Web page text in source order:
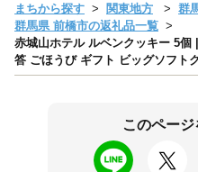
まちから探す 関東地方
群
群馬県 前橋市の返礼品一覧
赤城山ホテル ルベンクッキー 5
答 ごほうび ギフト ビッグソフト
このペー